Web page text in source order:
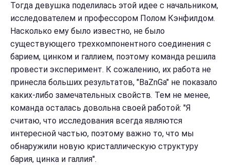
Тогда девушка поделилась этой идее с начальником,
исследователем и профессором Полом Кэнфилдом.
Насколько ему было известно, не было
существующего трехкомпонентного соединения с
барием, цинком и галлием, поэтому команда решила
провести эксперимент. К сожалению, их работа не
принесла больших результатов, "BaZnGa" не показало
каких-либо замечательных свойств. Тем не менее,
команда осталась довольна своей работой: "Я
считаю, что исследования всегда являются
интересной частью, поэтому важно то, что мы
обнаружили новую кристаллическую структуру
бария, цинка и галлия".